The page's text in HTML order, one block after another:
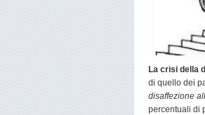
La crisi della
di quello dei
disaffezione
percentuali di